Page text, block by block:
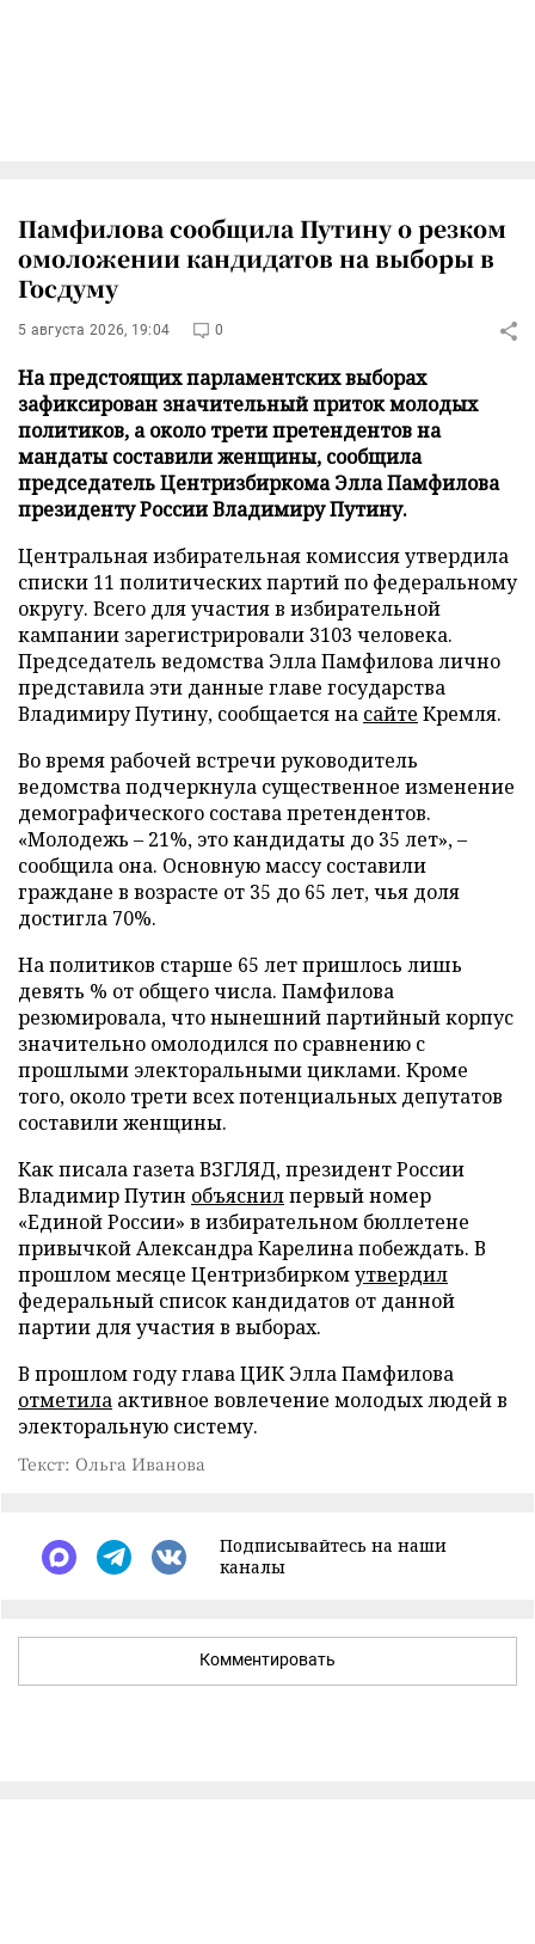
Памфилова сообщила Путину о резком
омоложении кандидатов на выборы в
Госдуму
5 августа 2026, 19:04 0
На предстоящих парламентских выборах
зафиксирован значительный приток молодых
политиков, а около трети претендентов на
мандаты составили женщины, сообщила
председатель Центризбиркома Элла Памфилова
президенту России Владимиру Путину.
Центральная избирательная комиссия утвердила
списки 11 политических партий по федеральному
округу. Всего для участия в избирательной
кампании зарегистрировали 3103 человека.
Председатель ведомства Элла Памфилова лично
представила эти данные главе государства
Владимиру Путину, сообщается на сайте Кремля.
Во время рабочей встречи руководитель
ведомства подчеркнула существенное изменение
демографического состава претендентов.
«Молодежь – 21%, это кандидаты до 35 лет», –
сообщила она. Основную массу составили
граждане в возрасте от 35 до 65 лет, чья доля
достигла 70%.
На политиков старше 65 лет пришлось лишь
девять % от общего числа. Памфилова
резюмировала, что нынешний партийный корпус
значительно омолодился по сравнению с
прошлыми электоральными циклами. Кроме
того, около трети всех потенциальных депутатов
составили женщины.
Как писала газета ВЗГЛЯД, президент России
Владимир Путин объяснилпервый номер
«Единой России» в избирательном бюллетене
привычкой Александра Карелина побеждать. В
прошлом месяце Центризбиркомутвердил
федеральный список кандидатов от данной
партии для участия в выборах.
В прошлом году глава ЦИК Элла Памфилова
отметила активное вовлечение молодых людей в
электоральную систему.
Текст: Ольга Иванова
Подписывайтесь на наши
каналы
Комментировать